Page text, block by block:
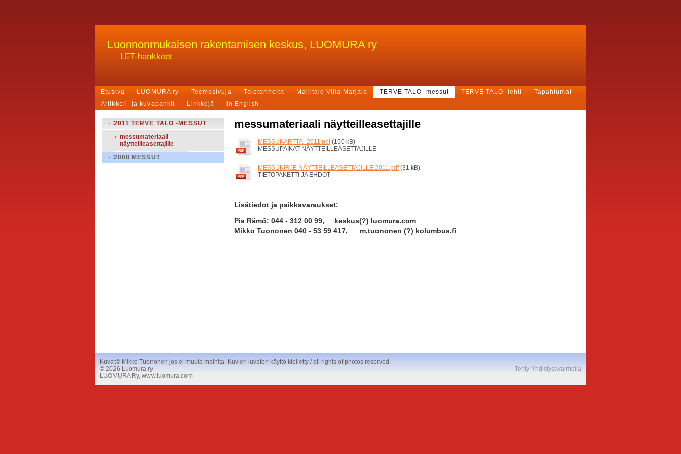
Luonnonmukaisen rakentamisen keskus, LUOMURA ry
LET-hankkeet
Etusivu LUOMURA ry Teemasivuja Talotarinoita Mallitalo Villa Marjala TERVE TALO -messut TERVE TALO -lehti
Tapahtumat
Artikkeli- ja kuvapankit
Linkkejä in English
messumateriaali näytteilleasettajille
MESSUKARTTA_2011.pdf (150 kB)
MESSUPAIKAT NÄYTTEILLEASETTAJILLE
MESSUKIRJE NÄYTTEILLEASETTAJILLE 2011.pdf (31 kB)
TIETOPAKETTI JA EHDOT
Lisätiedot ja paikkavaraukset:
Pia Rämö: 044 - 312 00 99, keskus(?) luomura.com
Mikko Tuononen 040 - 53 59 417, m.tuononen (?) kolumbus.fi
2011 TERVE TALO -MESSUT
messumateriaali
näytteilleasettajille
2008 MESSUT
Kuvat© Mikko Tuononen jos ei muuta mainita. Kuvien luvaton käyttö kielletty / all rights of photos reserved.
Tehty Yhdistysavaimella
© 2026 Luomura ry
LUOMURA Ry, www.luomura.com